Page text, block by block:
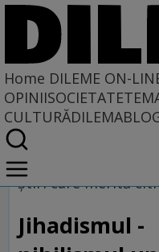
Home DILEME ON-
OPINIISOCIETATE
CULTURĂ
Home
Dileme on-line
Ştiri care merită
Jihadismul -